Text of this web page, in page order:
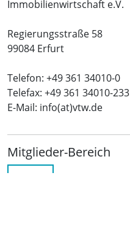
Immobilienwirtschaft e.V.
Regierungsstraße 58
99084 Erfurt
Telefon: +49 361 34010-0
Telefax: +49 361 34010-233
E-Mail: info(at)vtw.de
Mitglieder-Bereich